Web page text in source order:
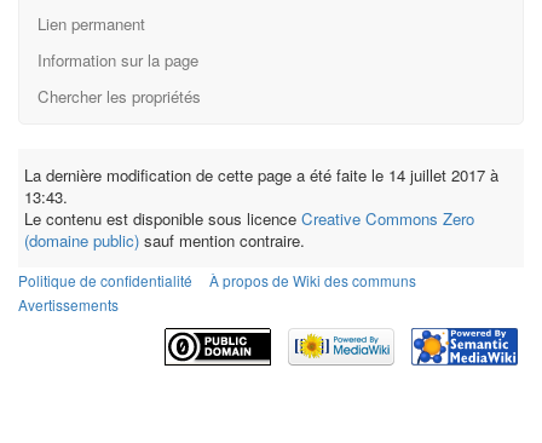
Lien permanent
Information sur la page
Chercher les propriétés
La dernière modification de cette page a été faite le 14 juillet 2017 à
13:43.
Le contenu est disponible sous licence Creative Commons Zero
(domaine public) sauf mention contraire.
Politique de confidentialité
À propos de Wiki des communs
Avertissements